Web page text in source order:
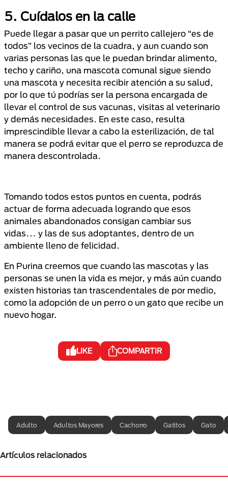
5. Cuídalos en la calle
Puede llegar a pasar que un perrito callejero “es de
todos” los vecinos de la cuadra, y aun cuando son
varias personas las que le puedan brindar alimento,
techo y cariño, una mascota comunal sigue siendo
una mascota y necesita recibir atención a su salud,
por lo que tú podrías ser la persona encargada de
llevar el control de sus vacunas, visitas al veterinario
y demás necesidades. En este caso, resulta
imprescindible llevar a cabo la esterilización, de tal
manera se podrá evitar que el perro se reproduzca de
manera descontrolada.
Tomando todos estos puntos en cuenta, podrás
actuar de forma adecuada logrando que esos
animales abandonados consigan cambiar sus
vidas… y las de sus adoptantes, dentro de un
ambiente lleno de felicidad.
En Purina creemos que cuando las mascotas y las
personas se unen la vida es mejor, y más aún cuando
existen historias tan trascendentales de por medio,
como la adopción de un perro o un gato que recibe un
nuevo hogar.
LIKE COMPARTIR
Adulto Adultos Mayores Cachorro Gatitos Gato
Artículos relacionados